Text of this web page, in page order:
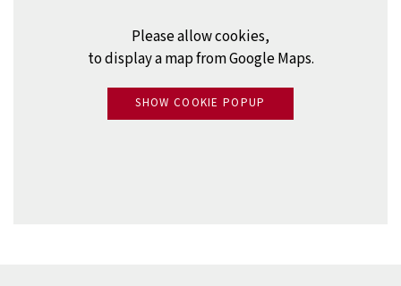
Please allow cookies,
to display a map from Google Maps.
SHOW COOKIE POPUP